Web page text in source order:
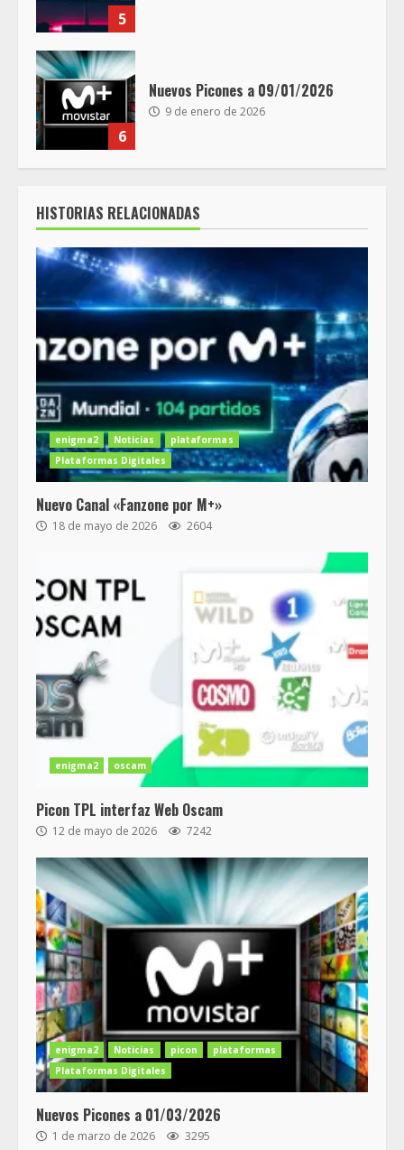
5
6
Nuevos Picones a 09/01/2026
9 de enero de 2026
HISTORIAS RELACIONADAS
enigma2 Noticias
plataformas
Plataformas Digitales
Nuevo Canal «Fanzone por M+»
18 de mayo de 2026 2604
enigma2 oscam
Picon TPL interfaz Web Oscam
12 de mayo de 2026 7242
enigma2 Noticias picon
plataformas
Plataformas Digitales
Nuevos Picones a 01/03/2026
1 de marzo de 2026 3295